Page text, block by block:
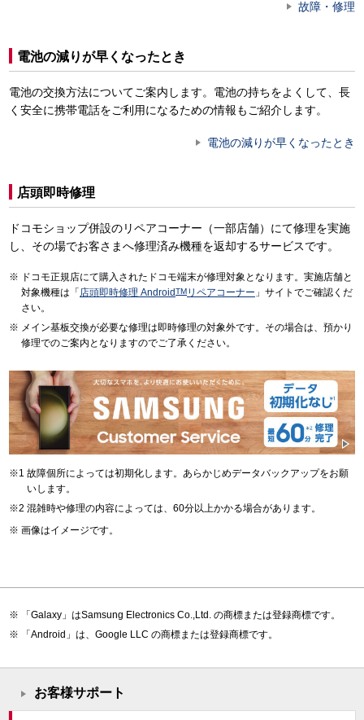
故障・修理
電池の減りが早くなったとき
電池の交換方法についてご案内します。電池の持ちをよくして、長
く安全に携帯電話をご利用になるための情報もご紹介します。
電池の減りが早くなったとき
店頭即時修理
ドコモショップ併設のリペアコーナー（一部店舗）にて修理を実施
し、その場でお客さまへ修理済み機種を返却するサービスです。
ドコモ正規店にて購入されたドコモ端末が修理対象となります。実施店舗と
対象機種は「 店頭即時修理 AndroidTMリペアコーナー 」サイトでご確認くだ
さい。
メイン基板交換が必要な修理は即時修理の対象外です。その場合は、預かり
修理でのご案内となりますのでご了承ください。
故障個所によっては初期化します。あらかじめデータバックアップをお願
いします。
混雑時や修理の内容によっては、60分以上かかる場合があります。
画像はイメージです。
「Galaxy」はSamsung Electronics Co.,Ltd. の商標または登録商標です。
「Android」は、Google LLC の商標または登録商標です。
お客様サポート